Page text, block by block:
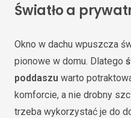
Światło a
Okno w dachu wpuszcza
pionowe w domu. Dlatego
poddaszu warto
komforcie, a nie drobny
trzeba wykorzystać je do